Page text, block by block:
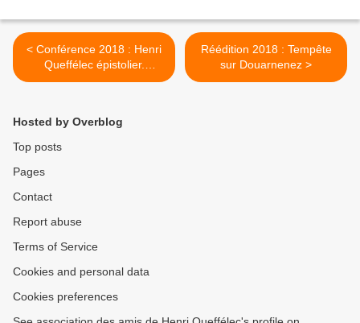
< Conférence 2018 : Henri
Queffélec épistolier.
L’archipel des lettres
Réédition 2018 : Tempête
sur Douarnenez >
Hosted by Overblog
Top posts
Pages
Contact
Report abuse
Terms of Service
Cookies and personal data
Cookies preferences